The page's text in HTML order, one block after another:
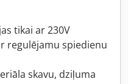
tikai ar 230V
regulējamu spiedienu
skavu, dziļuma